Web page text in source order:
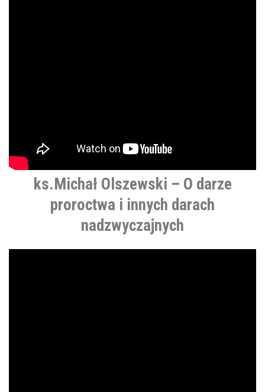
ks.Michał Olszewski – O darze
proroctwa i innych darach
nadzwyczajnych